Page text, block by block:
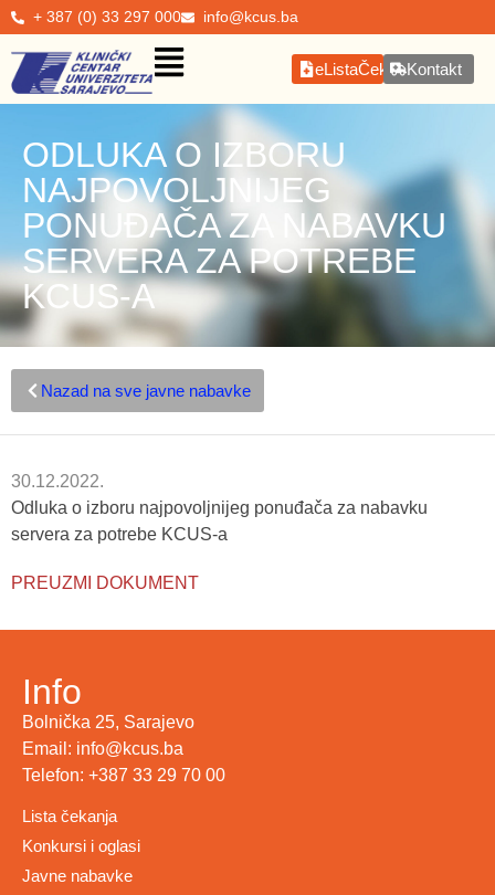
+ 387 (0) 33 297 000 info@kcus.ba
eListaČekanjaKontakt
ODLUKA O IZBORU
NAJPOVOLJNIJEG
PONUĐAČA ZA NABAVKU
SERVERA ZA POTREBE
KCUS-A
Nazad na sve javne nabavke
30.12.2022.
Odluka o izboru najpovoljnijeg ponuđača za nabavku
servera za potrebe KCUS-a
PREUZMI DOKUMENT
Info
Bolnička 25, Sarajevo
Email: info@kcus.ba
Telefon: +387 33 29 70 00
Lista čekanja
Konkursi i oglasi
Javne nabavke